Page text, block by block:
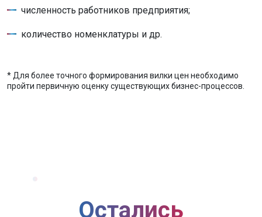
численность работников предприятия;
количество номенклатуры и др.
* Для более точного формирования вилки цен необходимо
пройти первичную оценку существующих бизнес-процессов.
Остались